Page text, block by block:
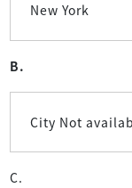
New York
B.
City Not
C.